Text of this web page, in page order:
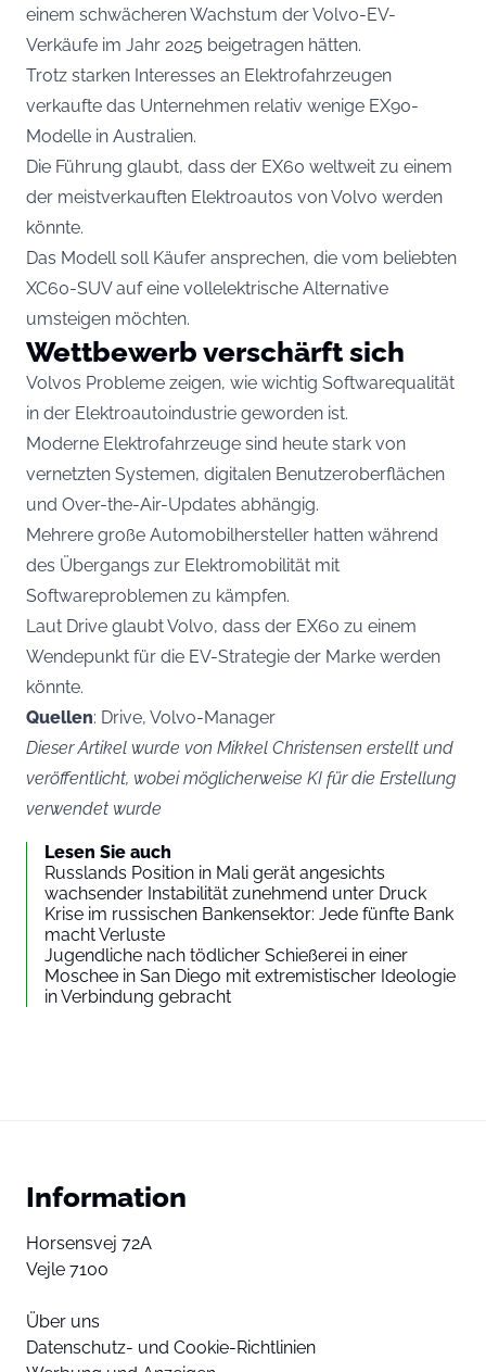
einem schwächeren Wachstum der Volvo-EV-
Verkäufe im Jahr 2025 beigetragen hätten.
Trotz starken Interesses an Elektrofahrzeugen
verkaufte das Unternehmen relativ wenige EX90-
Modelle in Australien.
Die Führung glaubt, dass der EX60 weltweit zu einem
der meistverkauften Elektroautos von Volvo werden
könnte.
Das Modell soll Käufer ansprechen, die vom beliebten
XC60-SUV auf eine vollelektrische Alternative
umsteigen möchten.
Wettbewerb verschärft sich
Volvos Probleme zeigen, wie wichtig Softwarequalität
in der Elektroautoindustrie geworden ist.
Moderne Elektrofahrzeuge sind heute stark von
vernetzten Systemen, digitalen Benutzeroberflächen
und Over-the-Air-Updates abhängig.
Mehrere große Automobilhersteller hatten während
des Übergangs zur Elektromobilität mit
Softwareproblemen zu kämpfen.
Laut Drive glaubt Volvo, dass der EX60 zu einem
Wendepunkt für die EV-Strategie der Marke werden
könnte.
Quellen: Drive, Volvo-Manager
Dieser Artikel wurde von Mikkel Christensen erstellt und
veröffentlicht, wobei möglicherweise KI für die Erstellung
verwendet wurde
Lesen Sie auch
Russlands Position in Mali gerät angesichts
wachsender Instabilität zunehmend unter Druck
Krise im russischen Bankensektor: Jede fünfte Bank
macht Verluste
Jugendliche nach tödlicher Schießerei in einer
Moschee in San Diego mit extremistischer Ideologie
in Verbindung gebracht
Information
Horsensvej 72A
Vejle 7100
Über uns
Datenschutz- und Cookie-Richtlinien